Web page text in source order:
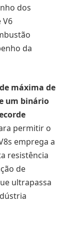
dos
V6
da
máxima de
um binário
permitir o
emprega a
resistência
de
ultrapassa